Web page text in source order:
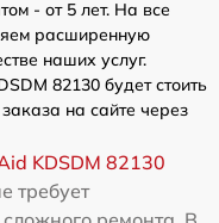
- от 5 лет. На все
расширенную
наших услуг.
82130 будет стоить
на сайте через
KDSDM 82130
требует